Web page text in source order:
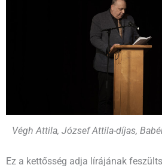
Végh Attila, József Attila-díjas,
Ez a kettősség adja lírájának